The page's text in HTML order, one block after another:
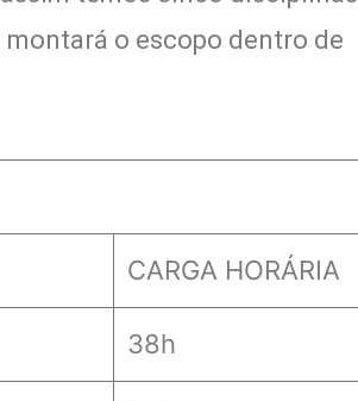
o escopo dentro de
CARGA HORÁRIA
38h